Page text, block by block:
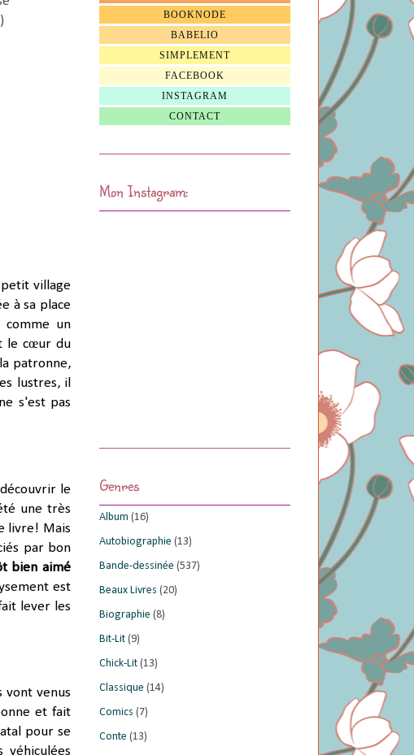
)
village
à sa place
un
le cœur du
patronne,
lustres, il
s'est pas
le
une très
livre! Mais
par bon
bien aimé
est
lever les
vont venus
et fait
pour se
BOOKNODE
BABELIO
SIMPLEMENT
FACEBOOK
INSTAGRAM
CONTACT
Mon Instagram:
Genres
Album (16)
Autobiographie (13)
Bande-dessinée (537)
Beaux Livres (20)
Biographie (8)
Bit-Lit (9)
Chick-Lit (13)
Classique (14)
Comics (7)
Conte (13)